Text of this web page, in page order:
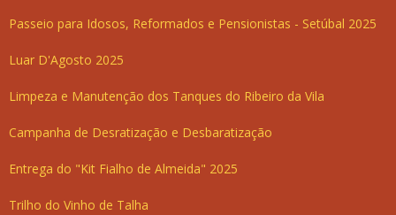
Passeio para Idosos, Reformados e Pensionistas - Setúbal 2025
Luar D'Agosto 2025
Limpeza e Manutenção dos Tanques do Ribeiro da Vila
Campanha de Desratização e Desbaratização
Entrega do "Kit Fialho de Almeida" 2025
Trilho do Vinho de Talha